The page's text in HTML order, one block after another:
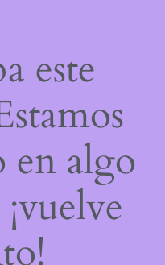
este
en algo